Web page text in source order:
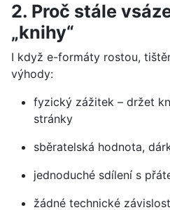
2. Proč stále
„knihy“
I když e-formáty rostou,
výhody:
fyzický zážitek – držet
stránky
sběratelská hodnota,
jednoduché sdílení s
žádné technické